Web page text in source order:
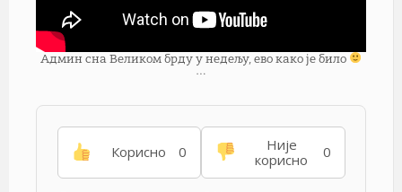
Админ сна Великом брду у недељу, ево како је било
…
Корисно 0
Није
корисно
0